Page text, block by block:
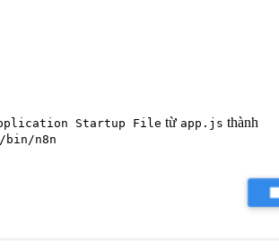
Startup File từ app.js thành
bin/n8n